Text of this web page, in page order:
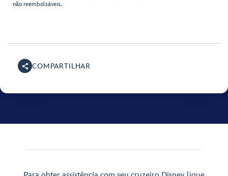
não reembolsáveis.
COMPARTILHAR